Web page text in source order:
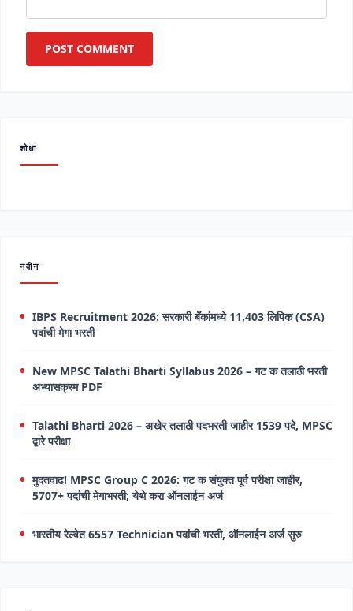
शोधा
नवीन
IBPS Recruitment 2026: सरकारी बँकांमध्ये 11,403 लिपिक (CSA)
पदांची मेगा भरती
New MPSC Talathi Bharti Syllabus 2026 – गट क तलाठी भरती
अभ्यासक्रम PDF
Talathi Bharti 2026 – अखेर तलाठी पदभरती जाहीर 1539 पदे, MPSC
द्वारे परीक्षा
मुदतवाढ! MPSC Group C 2026: गट क संयुक्त पूर्व परीक्षा जाहीर,
5707+ पदांची मेगाभरती; येथे करा ऑनलाईन अर्ज
भारतीय रेल्वेत 6557 Technician पदांची भरती, ऑनलाईन अर्ज सुरु